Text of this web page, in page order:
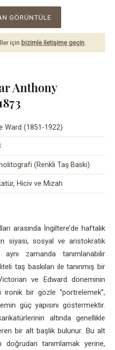
GÖRÜNTÜLE
için bizimle iletişime geçin.
Anthony
Ward (1851-1922)
(Renkli Taş Baskı)
Hiciv ve Mizah
arasında İngiltere’de haftalık
siyasi, sosyal ve aristokratik
zamanda tanımlanabilir
taş baskıları ile tanınmış bir
ve Edward döneminin
bir gözle “portrelemek”,
güç yapısını göstermektir.
altında genellikle
bir alt başlık bulunur. Bu alt
doğrudan tanımlamak yerine,